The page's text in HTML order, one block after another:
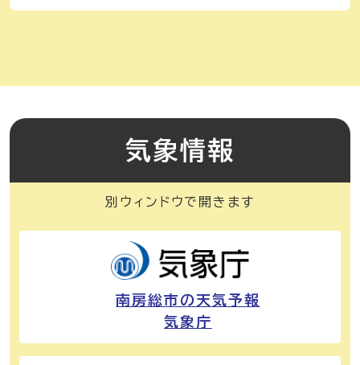
気象情報
別ウィンドウで開きます
南房総市の天気予報
気象庁